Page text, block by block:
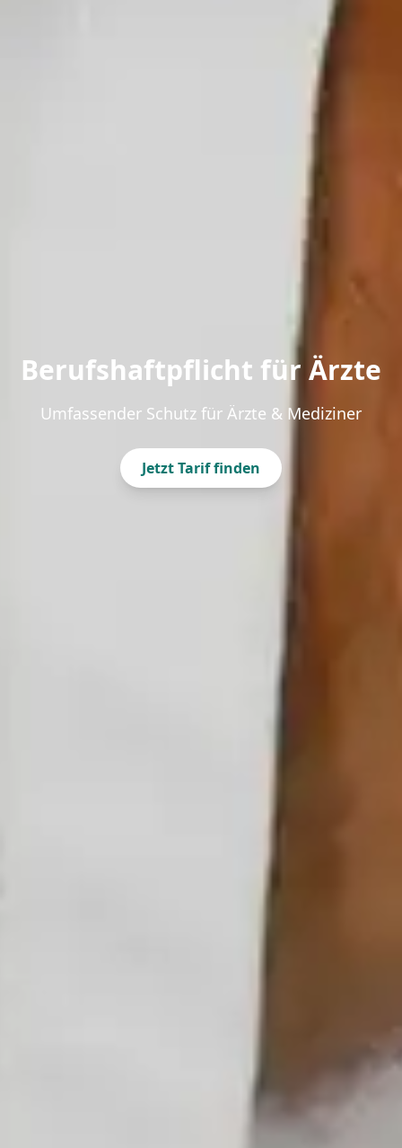
Berufshaftpflicht für Ärzte
Umfassender Schutz für Ärzte & Mediziner
Jetzt Tarif finden